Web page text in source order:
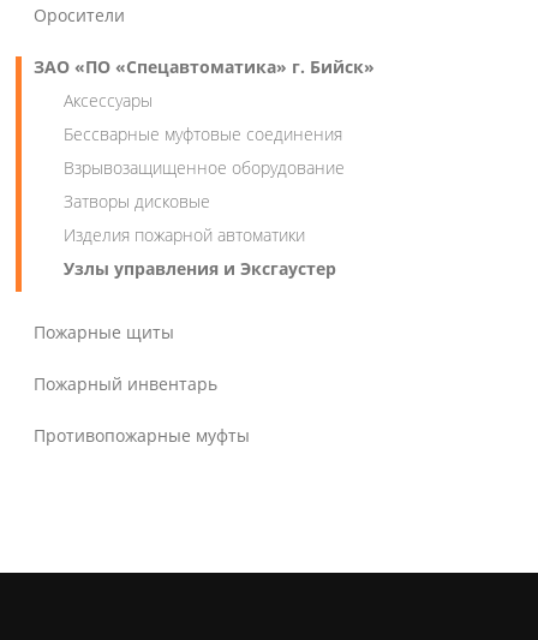
Оросители
ЗАО «ПО «Спецавтоматика» г. Бийск»
Аксессуары
Бессварные муфтовые соединения
Взрывозащищенное оборудование
Затворы дисковые
Изделия пожарной автоматики
Узлы управления и Эксгаустер
Пожарные щиты
Пожарный инвентарь
Противопожарные муфты